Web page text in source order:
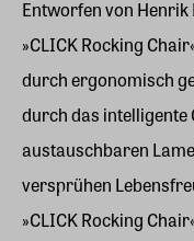
Entworfen von
»CLICK Rocking
durch ergonomisch
durch das intelligente
austauschbaren
versprühen
»CLICK Rocking